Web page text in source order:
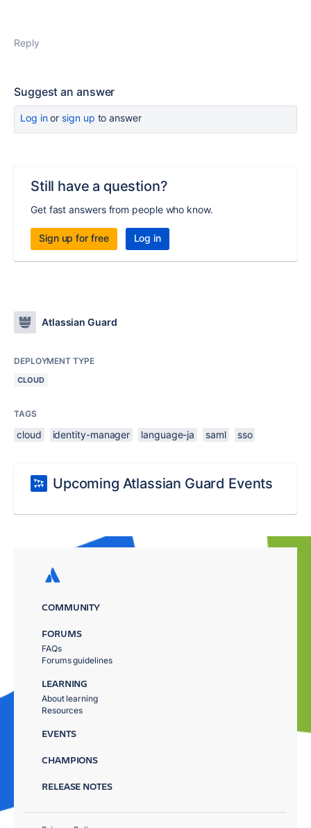
Reply
Suggest an answer
Log inor sign up to answer
Still have a question?
Get fast answers from people who know.
Sign up for free Log in
Atlassian Guard
DEPLOYMENT TYPE
CLOUD
TAGS
cloud identity-manager language-ja saml sso
Upcoming Atlassian Guard Events
COMMUNITY
FORUMS
FAQs
Forums guidelines
LEARNING
About learning
Resources
EVENTS
CHAMPIONS
RELEASE NOTES